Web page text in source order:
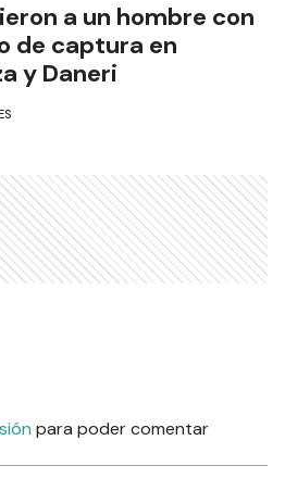
a un hombre con
de captura en
y Daneri
para poder comentar